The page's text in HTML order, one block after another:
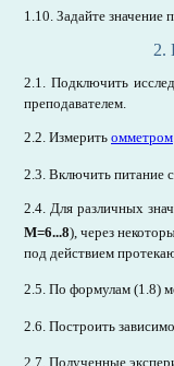
1.10. Задайте значение
2.
2.1. Подключить
преподавателем.
2.2. Измерить омметром
2.3. Включить питание
2.4. Для различных
М=6...8), через
под действием
2.5. По формулам (1.8)
2.6. Построить
2.7. Полученные